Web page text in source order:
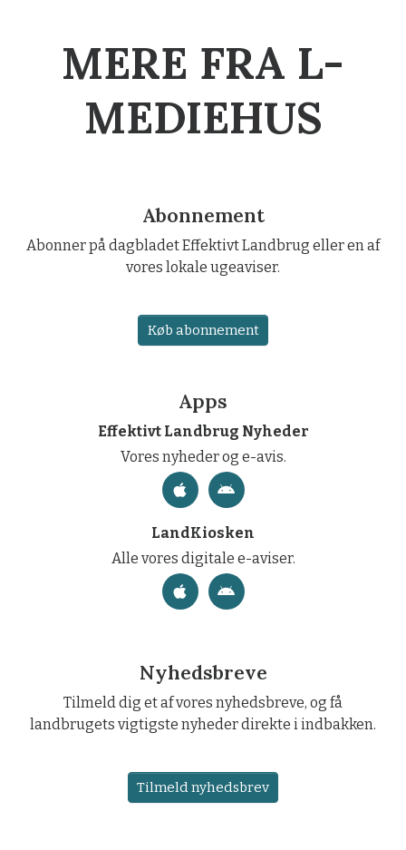
MERE FRA L-
MEDIEHUS
Abonnement
Abonner på dagbladet Effektivt Landbrug eller en af
vores lokale ugeaviser.
Køb abonnement
Apps
Effektivt Landbrug Nyheder
Vores nyheder og e-avis.
LandKiosken
Alle vores digitale e-aviser.
Nyhedsbreve
Tilmeld dig et af vores nyhedsbreve, og få
landbrugets vigtigste nyheder direkte i indbakken.
Tilmeld nyhedsbrev